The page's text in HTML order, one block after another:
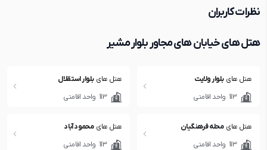
نظرات کاربران
هتل های خیابان های مجاور بلوار مشیر
هتل های بلوار ولایت
113 واحد اقامتی
هتل های بلوار استقلال
113 واحد اقامتی
هتل های محله فرهنگیان
113 واحد اقامتی
هتل های محمود آباد
113 واحد اقامتی